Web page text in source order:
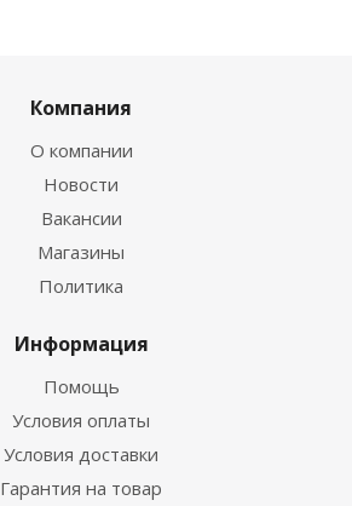
Компания
О компании
Новости
Вакансии
Магазины
Политика
Информация
Помощь
Условия оплаты
Условия доставки
Гарантия на товар